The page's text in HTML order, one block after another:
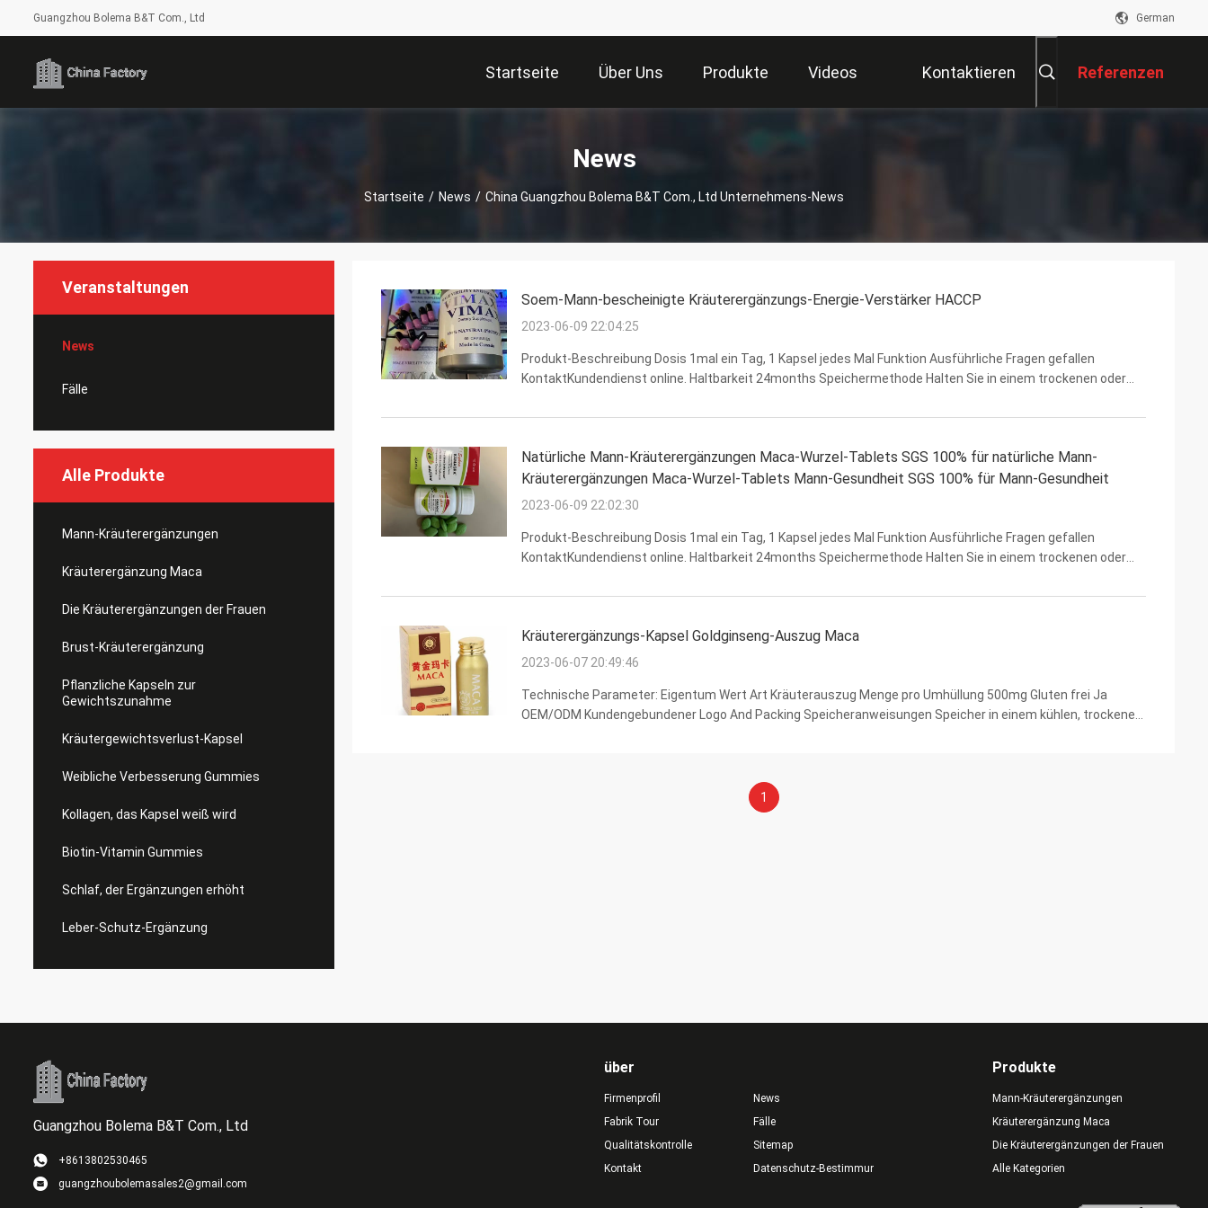
Guangzhou Bolema B&T Com., Ltd German
Startseite Über Uns Produkte Videos Kontaktieren Referenzen
News
Startseite / News / China Guangzhou Bolema B&T Com., Ltd Unternehmens-News
Veranstaltungen
News
Fälle
Alle Produkte
Mann-Kräuterergänzungen
Kräuterergänzung Maca
Die Kräuterergänzungen der Frauen
Brust-Kräuterergänzung
Pflanzliche Kapseln zur
Gewichtszunahme
Kräutergewichtsverlust-Kapsel
Weibliche Verbesserung Gummies
Kollagen, das Kapsel weiß wird
Biotin-Vitamin Gummies
Schlaf, der Ergänzungen erhöht
Leber-Schutz-Ergänzung
Soem-Mann-bescheinigte Kräuterergänzungs-Energie-Verstärker HACCP
2023-06-09 22:04:25
Produkt-Beschreibung Dosis 1mal ein Tag, 1 Kapsel jedes Mal Funktion Ausführliche Fragen gefallen
KontaktKundendienst online. Haltbarkeit 24months Speichermethode Halten Sie in einem trockenen oder
Natürliche Mann-Kräuterergänzungen Maca-Wurzel-Tablets SGS 100% für natürliche Mann-
Kräuterergänzungen Maca-Wurzel-Tablets Mann-Gesundheit SGS 100% für Mann-Gesundheit
2023-06-09 22:02:30
Produkt-Beschreibung Dosis 1mal ein Tag, 1 Kapsel jedes Mal Funktion Ausführliche Fragen gefallen
KontaktKundendienst online. Haltbarkeit 24months Speichermethode Halten Sie in einem trockenen oder
Kräuterergänzungs-Kapsel Goldginseng-Auszug Maca
2023-06-07 20:49:46
Technische Parameter: Eigentum Wert Art Kräuterauszug Menge pro Umhüllung 500mg Gluten frei Ja
OEM/ODM Kundengebundener Logo And Packing Speicheranweisungen Speicher in einem kühlen, trockenen
1
Guangzhou Bolema B&T Com., Ltd
+8613802530465
guangzhoubolemasales2@gmail.com
über
Firmenprofil
Fabrik Tour
Qualitätskontrolle
Kontakt
News
Fälle
Sitemap
Datenschutz-Bestimmungen
Produkte
Mann-Kräuterergänzungen
Kräuterergänzung Maca
Die Kräuterergänzungen der Frauen
Alle Kategorien